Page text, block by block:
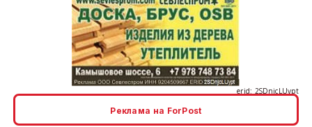
Реклама на ForPost